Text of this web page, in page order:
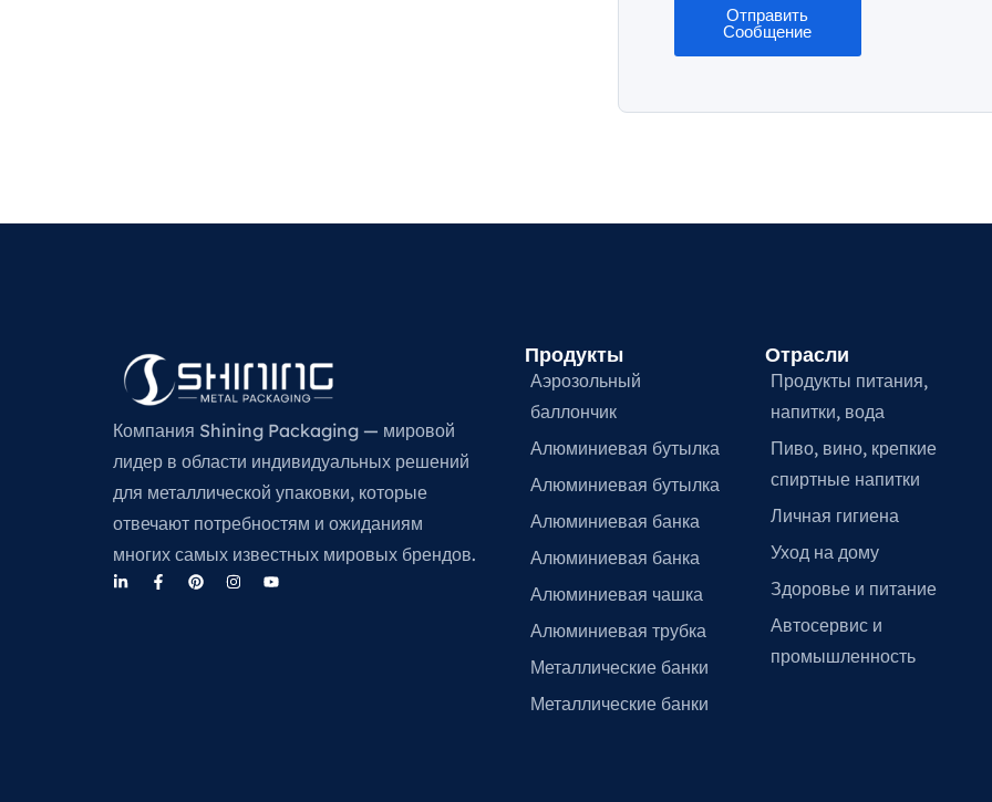
Отправить
Сообщение
Компания Shining Packaging — мировой
лидер в области индивидуальных решений
для металлической упаковки, которые
отвечают потребностям и ожиданиям
многих самых известных мировых брендов.
Продукты
Аэрозольный
баллончик
Алюминиевая бутылка
Алюминиевая бутылка
Алюминиевая банка
Алюминиевая банка
Алюминиевая чашка
Алюминиевая трубка
Металлические банки
Металлические банки
Отрасли
Продукты питания,
напитки, вода
Пиво, вино, крепкие
спиртные напитки
Личная гигиена
Уход на дому
Здоровье и питание
Автосервис и
промышленность